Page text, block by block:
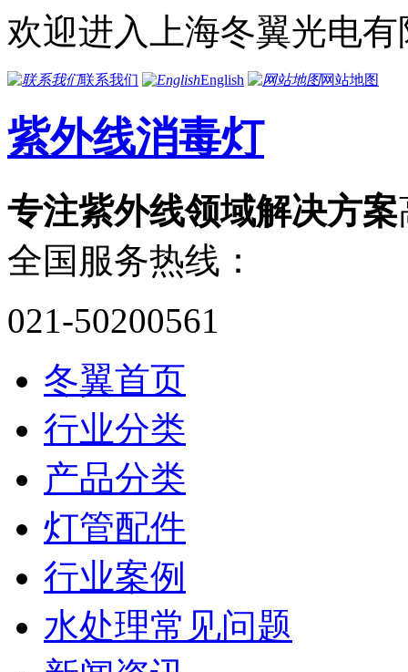
欢迎进入上海冬翼光电
联系我们 English 网站地图
紫外线消毒灯
专注紫外线领域解决方案
全国服务热线：
021-50200561
冬翼首页
行业分类
产品分类
灯管配件
行业案例
水处理常见问题